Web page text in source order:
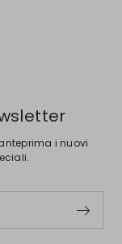
i nuovi